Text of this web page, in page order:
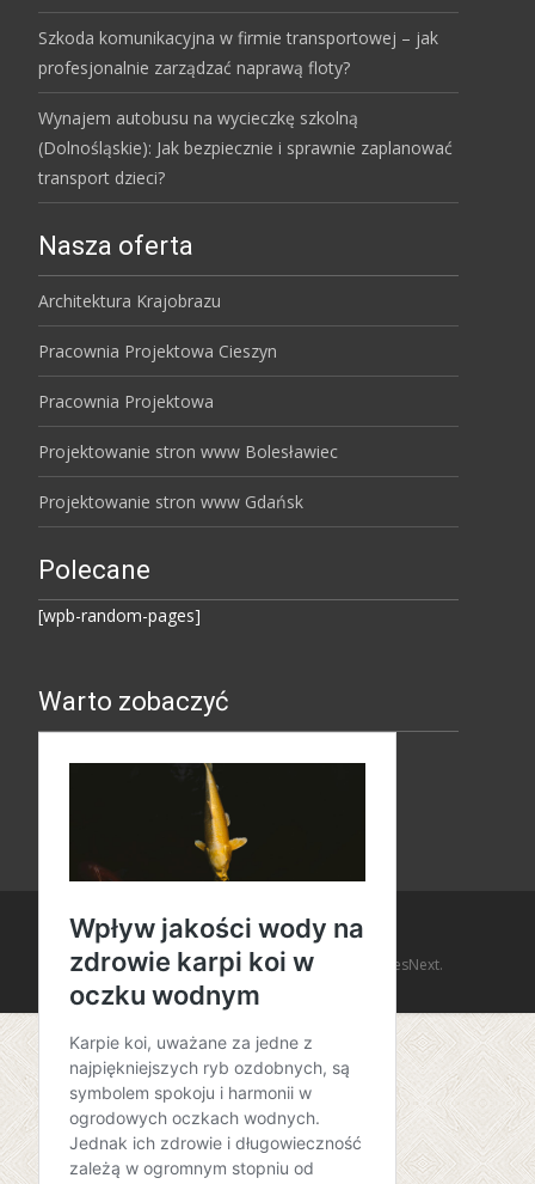
Szkoda komunikacyjna w firmie transportowej – jak
profesjonalnie zarządzać naprawą floty?
Wynajem autobusu na wycieczkę szkolną
(Dolnośląskie): Jak bezpiecznie i sprawnie zaplanować
transport dzieci?
Nasza oferta
Architektura Krajobrazu
Pracownia Projektowa Cieszyn
Pracownia Projektowa
Projektowanie stron www Bolesławiec
Projektowanie stron www Gdańsk
Polecane
[wpb-random-pages]
Warto zobaczyć
Copyright © Amaro Design
Powered by WordPress, Themei-design by TemplatesNext.